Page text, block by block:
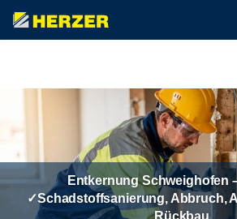
Zum
Entkernung Schweighofen
✓Schadstoffsanierung, Abbruch,
Rückbau